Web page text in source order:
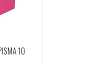
10